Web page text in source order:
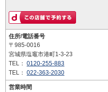
住所/電話番号
〒985-0016
宮城県塩竈市港町1-3-23
TEL： 0120-255-883
TEL： 022-363-2030
営業時間